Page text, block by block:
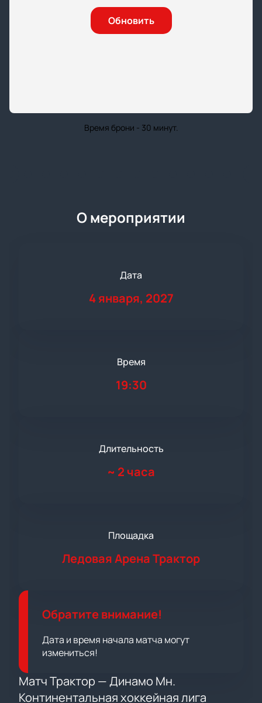
Обновить
Время брони - 30 минут.
О мероприятии
Дата
4 января, 2027
Время
19:30
Длительность
~ 2 часа
Площадка
Ледовая Арена Трактор
Обратите внимание!
Дата и время начала матча могут
измениться!
Матч Трактор — Динамо Мн.
Континентальная хоккейная лига